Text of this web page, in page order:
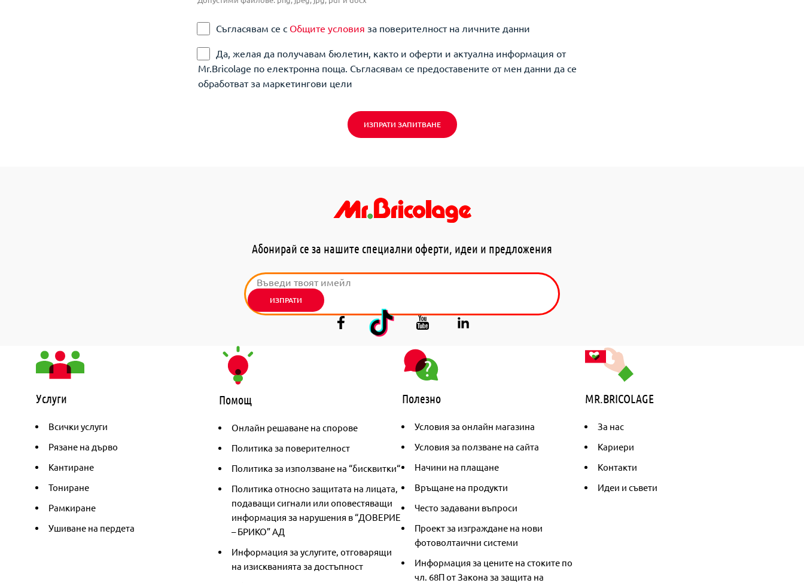
Съгласявам се с Общите условия за поверителност на личните данни
Да, желая да получавам бюлетин, както и оферти и актуална информация от
Mr.Bricolage по електронна поща. Съгласявам се предоставените от мен данни да се
обработват за маркетингови цели
ИЗПРАТИ ЗАПИТВАНЕ
Абонирай се за нашите специални оферти, идеи и предложения
ИЗПРАТИ
Услуги
Всички услуги
Рязане на дърво
Кантиране
Тониране
Рамкиране
Ушиване на пердета
Помощ
Онлайн решаване на спорове
Политика за поверителност
Политика за използване на “бисквитки“
Политика относно защитата на лицата,
подаващи сигнали или оповестяващи
информация за нарушения в “ДОВЕРИЕ
– БРИКО” АД
Информация за услугите, отговарящи
на изискванията за достъпност
Полезно
Условия за онлайн магазина
Условия за ползване на сайта
Начини на плащане
Връщане на продукти
Често задавани въпроси
Проект за изграждане на нови
фотоволтаични системи
Информация за цените на стоките по
чл. 68П от Закона за защита на
MR.BRICOLAGE
За нас
Кариери
Контакти
Идеи и съвети